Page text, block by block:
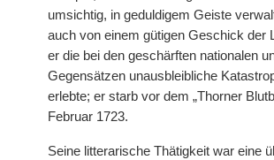
umsichtig, in geduldigem Geiste
auch von einem gütigen Geschick der
er die bei den geschärften nationalen
Gegensätzen unausbleibliche
erlebte; er starb vor dem „Thorner
Februar 1723.
Seine litterarische Thätigkeit war eine